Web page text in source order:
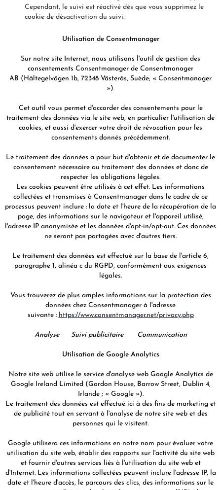
Cependant, le suivi est réactivé dès que vous supprimez le
cookie de désactivation du suivi.
Utilisation de Consentmanager
Sur notre site Internet, nous utilisons l'outil de gestion des
consentements Consentmanager de Consentmanager
AB (Håltegelvägen 1b, 72348 Västerås, Suède; « Consentmanager
»).
Cet outil vous permet d'accorder des consentements pour le
traitement des données via le site web, en particulier l'utilisation de
cookies, et aussi d'exercer votre droit de révocation pour les
consentements donnés précédemment.
Le traitement des données a pour but d'obtenir et de documenter le
consentement nécessaire au traitement des données et donc de
respecter les obligations légales.
Les cookies peuvent être utilisés à cet effet. Les informations
collectées et transmises à Consentmanager dans le cadre de ce
processus peuvent inclure : la date et l'heure de la récupération de la
page, des informations sur le navigateur et l'appareil utilisé,
l'adresse IP anonymisée et les données d'opt-in/opt-out. Ces données
ne seront pas partagées avec d'autres tiers.
Le traitement des données est effectué sur la base de l'article 6,
paragraphe 1, alinéa c du RGPD, conformément aux exigences
légales.
Vous trouverez de plus amples informations sur la protection des
données chez Consentmanager à l'adresse
suivante : https://www.consentmanager.net/privacy.php
Analyse Suivi publicitaire Communication
Utilisation de Google Analytics
Notre site web utilise le service d'analyse web Google Analytics de
Google Ireland Limited (Gordon House, Barrow Street, Dublin 4,
Irlande ; « Google »).
Le traitement des données est effectué ici à des fins de marketing et
de publicité tout en servant à l'analyse de notre site web et des
personnes qui le visitent.
Google utilisera ces informations en notre nom pour évaluer votre
utilisation du site web, établir des rapports sur l'activité du site web
et fournir d'autres services liés à l'utilisation du site web et
d'Internet. Les informations collectées peuvent inclure l'adresse IP, la
date et l'heure d'accès, le parcours des clics, des informations sur le